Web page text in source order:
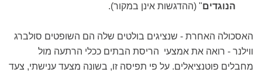
הנוגדים" (ההדגשות אינן במקור).
האסכולה האחרת - שנציגים בולטים שלה הם השופטים סולברג
ווילנר - רואה את אמצעי הריסת הבתים ככלי הרתעה מול
מחבלים פוטנציאלים. על פי תפיסה זו, בשונה מצעד ענישתי, צעד